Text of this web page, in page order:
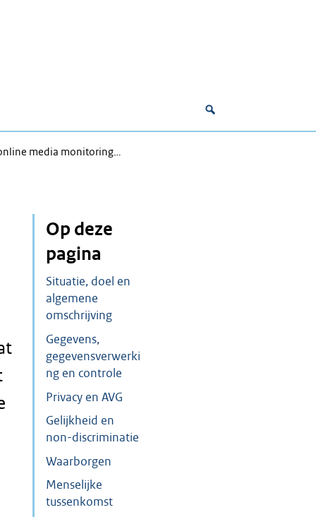
media monitoring…
Op deze
pagina
Situatie, doel en
algemene
omschrijving
Gegevens,
gegevensverwerki
ng en controle
Privacy en AVG
Gelijkheid en
non-discriminatie
Waarborgen
Menselijke
tussenkomst